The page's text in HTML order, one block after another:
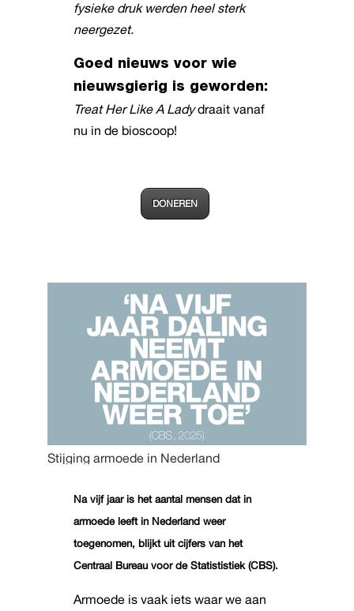
fysieke druk werden heel sterk
neergezet.
Goed nieuws voor wie
nieuwsgierig is geworden:
Treat Her Like A Ladydraait vanaf
nu in de bioscoop!
DONEREN
Stijging armoede in Nederland
Na vijf jaar is het aantal mensen dat in
armoede leeft in Nederland weer
toegenomen, blijkt uit cijfers van het
Centraal Bureau voor de Statististiek (CBS).
Armoede is vaak iets waar we aan